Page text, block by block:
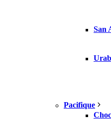
San
Pacifique